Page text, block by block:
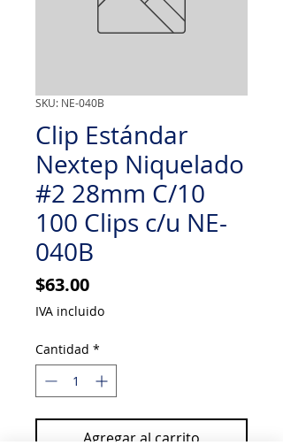
SKU: NE-040B
Clip Estándar
Nextep Niquelado
#2 28mm C/10
100 Clips c/u NE-
040B
$63.00Precio
IVA incluido
Cantidad *
Agregar al carrito